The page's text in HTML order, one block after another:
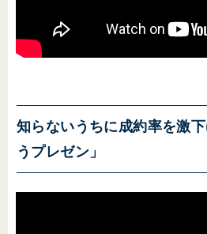
知らないうちに成約率を激
うプレゼン」